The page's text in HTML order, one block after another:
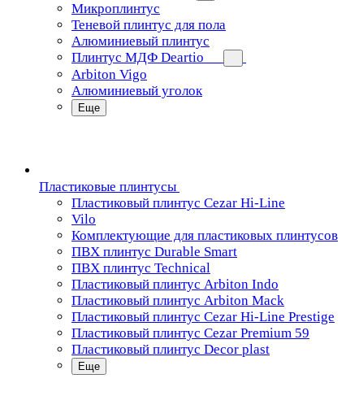
Микроплинтус
Теневой плинтус для пола
Алюминиевый плинтус
Плинтус МДФ Deartio
Arbiton Vigo
Алюминиевый уголок
Еще
Пластиковые плинтусы
Пластиковый плинтус Cezar Hi-Line
Vilo
Комплектующие для пластиковых плинтусов
ПВХ плинтус Durable Smart
ПВХ плинтус Technical
Пластиковый плинтус Arbiton Indo
Пластиковый плинтус Arbiton Mack
Пластиковый плинтус Cezar Hi-Line Prestige
Пластиковый плинтус Cezar Premium 59
Пластиковый плинтус Decor plast
Еще